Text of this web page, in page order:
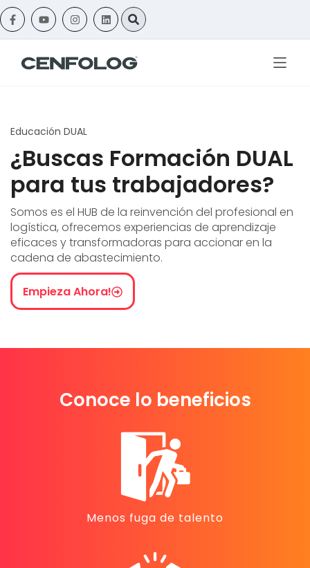
Educación DUAL
¿Buscas Formación DUAL
para tus trabajadores?
Somos es el HUB de la reinvención del profesional en
logística, ofrecemos experiencias de aprendizaje
eficaces y transformadoras para accionar en la
cadena de abastecimiento.
Empieza Ahora!
Conoce lo beneficios
Menos fuga de talento